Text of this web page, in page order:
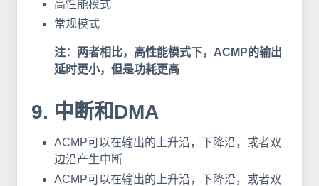
高性能模式
常规模式
注：两者相比，高性能模式下，ACMP的输出
延时更小，但是功耗更高
9. 中断和DMA
ACMP可以在输出的上升沿，下降沿，或者双
边沿产生中断
ACMP可以在输出的上升沿，下降沿，或者双